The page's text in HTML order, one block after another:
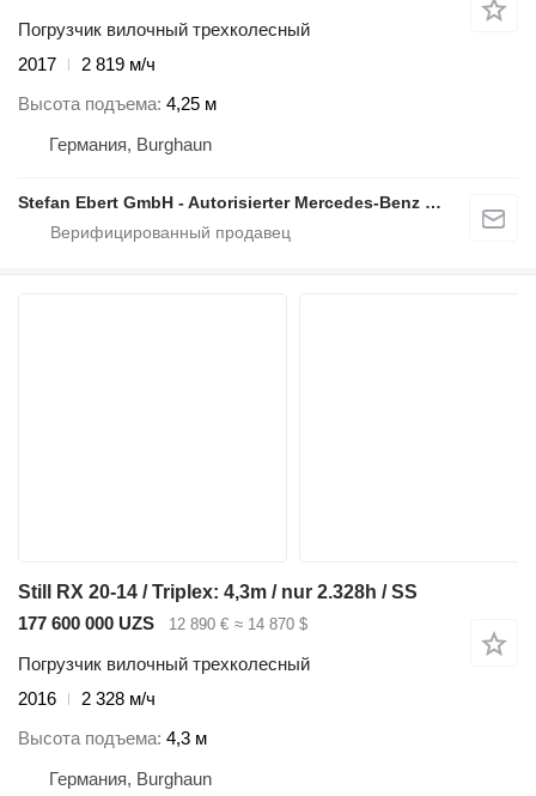
Погрузчик вилочный трехколесный
2017
2 819 м/ч
Высота подъема 4,25 м
Германия, Burghaun
Stefan Ebert GmbH - Autorisierter Mercedes-Benz Servicepartner
Still RX 20-14 / Triplex: 4,3m / nur 2.328h / SS
177 600 000 UZS
12 890 € ≈ 14 870 $
Погрузчик вилочный трехколесный
2016
2 328 м/ч
Высота подъема 4,3 м
Германия, Burghaun